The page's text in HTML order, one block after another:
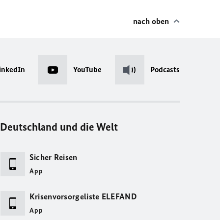
nach oben
YouTube Podcasts
Deutschland und die Welt
Sicher Reisen
App
Krisenvorsorgeliste ELEFAND
App